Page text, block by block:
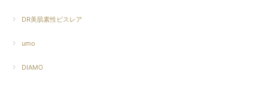
DR美肌素性ビスレア
umo
DIAMO